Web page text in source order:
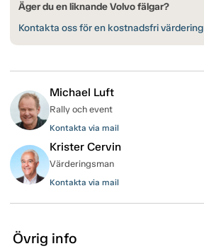
Äger du en liknande Volvo fälgar?
Kontakta oss för en kostnadsfri värdering
Michael Luft
Rally och event
Kontakta via mail
Krister Cervin
Värderingsman
Kontakta via mail
Övrig info